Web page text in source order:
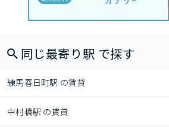
同じ最寄り駅 で探す
練馬春日町駅 の賃貸
中村橋駅 の賃貸